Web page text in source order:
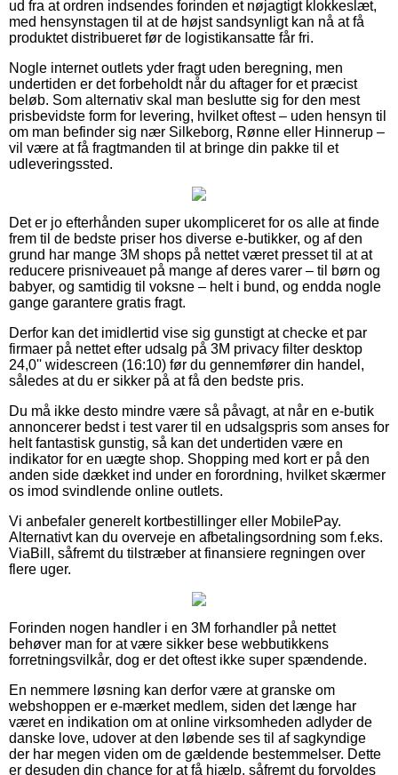
ud fra at ordren indsendes forinden et nøjagtigt klokkeslæt,
med hensynstagen til at de højst sandsynligt kan nå at få
produktet distribueret før de logistikansatte får fri.
Nogle internet outlets yder fragt uden beregning, men
undertiden er det forbeholdt når du aftager for et præcist
beløb. Som alternativ skal man beslutte sig for den mest
prisbevidste form for levering, hvilket oftest – uden hensyn til
om man befinder sig nær Silkeborg, Rønne eller Hinnerup –
vil være at få fragtmanden til at bringe din pakke til et
udleveringssted.
Det er jo efterhånden super ukompliceret for os alle at finde
frem til de bedste priser hos diverse e-butikker, og af den
grund har mange 3M shops på nettet været presset til at at
reducere prisniveauet på mange af deres varer – til børn og
babyer, og samtidig til voksne – helt i bund, og endda nogle
gange garantere gratis fragt.
Derfor kan det imidlertid vise sig gunstigt at checke et par
firmaer på nettet efter udsalg på 3M privacy filter desktop
24,0'' widescreen (16:10) før du gennemfører din handel,
således at du er sikker på at få den bedste pris.
Du må ikke desto mindre være så påvagt, at når en e-butik
annoncerer bedst i test varer til en udsalgspris som anses for
helt fantastisk gunstig, så kan det undertiden være en
indikator for en uægte shop. Shopping med kort er på den
anden side dækket ind under en forordning, hvilket skærmer
os imod svindlende online outlets.
Vi anbefaler generelt kortbestillinger eller MobilePay.
Alternativt kan du overveje en afbetalingsordning som f.eks.
ViaBill, såfremt du tilstræber at finansiere regningen over
flere uger.
Forinden nogen handler i en 3M forhandler på nettet
behøver man for at være sikker bese webbutikkens
forretningsvilkår, dog er det oftest ikke super spændende.
En nemmere løsning kan derfor være at granske om
webshoppen er e-mærket medlem, siden det længe har
været en indikation om at online virksomheden adlyder de
danske love, udover at den løbende ses til af sagkyndige
der har megen viden om de gældende bestemmelser. Dette
er desuden din chance for at få hjælp, såfremt du forvoldes